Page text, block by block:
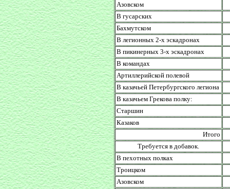
Азовском
В гусарских
Бахмутском
В легионных 2-х эскадронах
В пикинерных 3-х эскадронах
В командах
Артиллерийской полевой
В казачьей Петербургского легиона
В казачьем Грекова полку:
Старшин
Казаков
Итого
Требуется в добавок.
В пехотных полках
Троицком
Азовском